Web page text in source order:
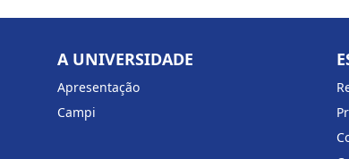
A UNIVERSIDADE
Apresentação
Campi